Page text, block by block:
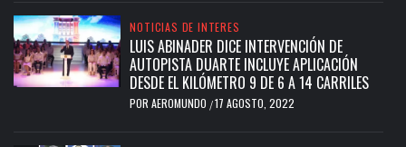
NOTICIAS DE INTERES
LUIS ABINADER DICE INTERVENCIÓN DE
AUTOPISTA DUARTE INCLUYE APLICACIÓN
DESDE EL KILÓMETRO 9 DE 6 A 14 CARRILES
POR AEROMUNDO /17 AGOSTO, 2022